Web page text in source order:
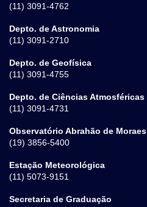
(11) 3091-4762
Depto. de Astronomia
(11) 3091-2710
Depto. de Geofísica
(11) 3091-4755
Depto. de Ciências Atmosféricas
(11) 3091-4731
Observatório Abrahão de Moraes
(19) 3856-5400
Estação Meteorológica
(11) 5073-9151
Secretaria de Graduação